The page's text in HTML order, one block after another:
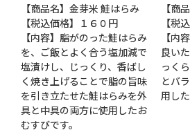
【商品名】金芽米 鮭はらみ
【税込価格】１６０円
【内容】脂がのった鮭はらみ
を、ご飯とよく合う塩加減で
塩漬けし、じっくり、香ばし
く焼き上げることで脂の旨味
を引き立たせた鮭はらみを外
具と中具の両方に使用したお
むすびです。
【商
【税
【内
良い
っく
とバ
用し